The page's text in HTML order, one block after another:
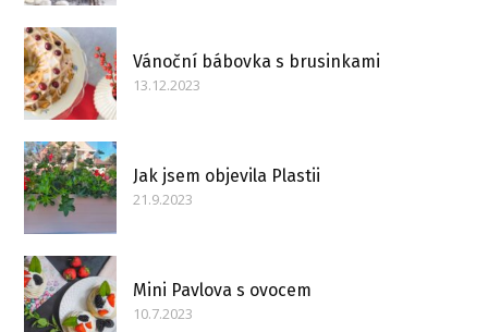
Vánoční bábovka s brusinkami
13.12.2023
Jak jsem objevila Plastii
21.9.2023
Mini Pavlova s ovocem
10.7.2023